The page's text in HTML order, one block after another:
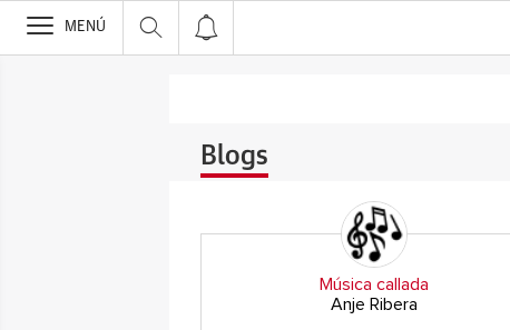
>
MENÚ
Blogs
Música callada
Anje Ribera